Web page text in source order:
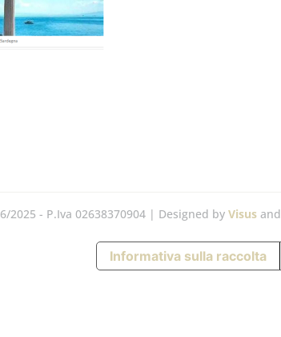
2025 - P.Iva 02638370904 | Designed byVisus and
Informativa sulla raccolta